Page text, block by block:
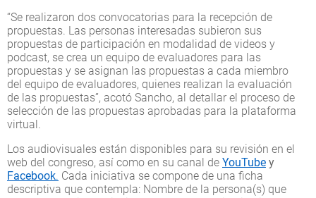
“Se realizaron dos convocatorias para la recepción de
propuestas. Las personas interesadas subieron sus
propuestas de participación en modalidad de videos y
podcast, se crea un equipo de evaluadores para las
propuestas y se asignan las propuestas a cada miembro
del equipo de evaluadores, quienes realizan la evaluación
de las propuestas”, acotó Sancho, al detallar el proceso de
selección de las propuestas aprobadas para la plataforma
virtual.
Los audiovisuales están disponibles para su revisión en el
web del congreso, así como en su canal de YouTube y
Facebook. Cada iniciativa se compone de una ficha
descriptiva que contempla: Nombre de la persona(s) que